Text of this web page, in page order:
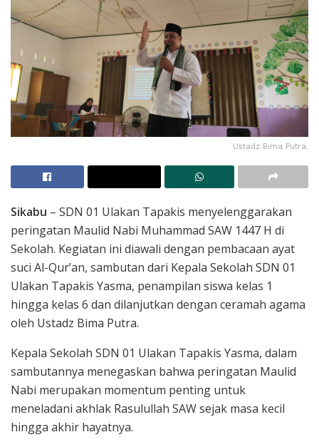
Ustadz Bima Putra.
Sikabu – SDN 01 Ulakan Tapakis menyelenggarakan
peringatan Maulid Nabi Muhammad SAW 1447 H di
Sekolah. Kegiatan ini diawali dengan pembacaan ayat
suci Al-Qur’an, sambutan dari Kepala Sekolah SDN 01
Ulakan Tapakis Yasma, penampilan siswa kelas 1
hingga kelas 6 dan dilanjutkan dengan ceramah agama
oleh Ustadz Bima Putra.
Kepala Sekolah SDN 01 Ulakan Tapakis Yasma, dalam
sambutannya menegaskan bahwa peringatan Maulid
Nabi merupakan momentum penting untuk
meneladani akhlak Rasulullah SAW sejak masa kecil
hingga akhir hayatnya.